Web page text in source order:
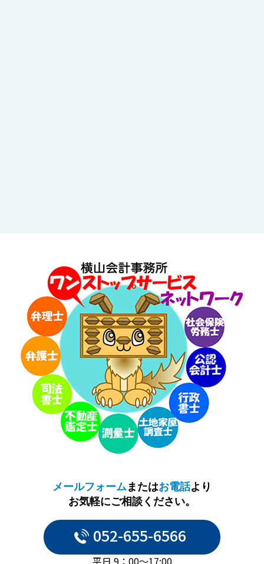
メールフォームまたはお電話より
お気軽にご相談ください。
052-655-6566
平日 9：00～17:00